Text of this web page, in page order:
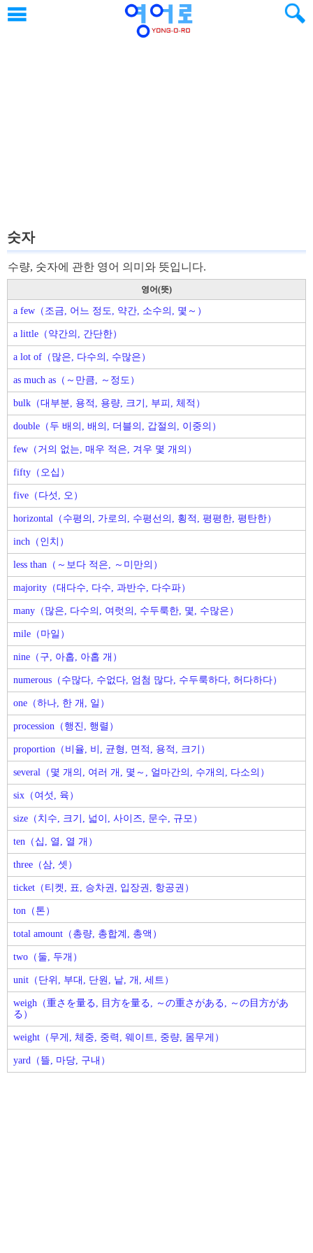
숫자
수량, 숫자에 관한 영어 의미와 뜻입니다.
영어(뜻)
a few（조금, 어느 정도, 약간, 소수의, 몇～）
a little（약간의, 간단한）
a lot of（많은, 다수의, 수많은）
as much as（～만큼, ～정도）
bulk（대부분, 용적, 용량, 크기, 부피, 체적）
double（두 배의, 배의, 더블의, 갑절의, 이중의）
few（거의 없는, 매우 적은, 겨우 몇 개의）
fifty（오십）
five（다섯, 오）
horizontal（수평의, 가로의, 수평선의, 횡적, 평평한, 평탄한）
inch（인치）
less than（～보다 적은, ～미만의）
majority（대다수, 다수, 과반수, 다수파）
many（많은, 다수의, 여럿의, 수두룩한, 몇, 수많은）
mile（마일）
nine（구, 아홉, 아홉 개）
numerous（수많다, 수없다, 엄첨 많다, 수두룩하다, 허다하다）
one（하나, 한 개, 일）
procession（행진, 행렬）
proportion（비율, 비, 균형, 면적, 용적, 크기）
several（몇 개의, 여러 개, 몇～, 얼마간의, 수개의, 다소의）
six（여섯, 육）
size（치수, 크기, 넓이, 사이즈, 문수, 규모）
ten（십, 열, 열 개）
three（삼, 셋）
ticket（티켓, 표, 승차권, 입장권, 항공권）
ton（톤）
total amount（총량, 총합계, 총액）
two（둘, 두개）
unit（단위, 부대, 단원, 낱, 개, 세트）
weigh（重さを量る, 目方を量る, ～の重さがある, ～の目方があ
る）
weight（무게, 체중, 중력, 웨이트, 중량, 몸무게）
yard（뜰, 마당, 구내）